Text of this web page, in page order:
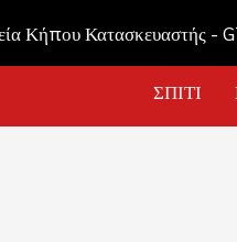
Κήπου Κατασκευαστής -
ΣΠΊΤΙ